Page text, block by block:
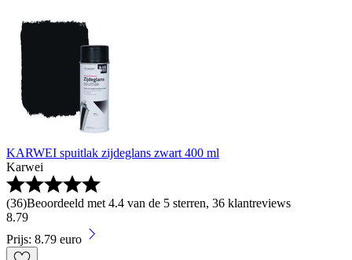
KARWEI spuitlak zijdeglans zwart 400 ml
Karwei
(36)Beoordeeld met 4.4 van de 5 sterren, 36 klantreviews
8.79
Prijs: 8.79 euro